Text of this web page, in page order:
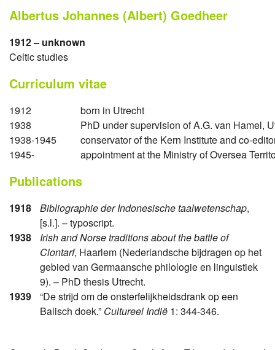
Albertus Johannes (Albert) Goedheer
1912 – unknown
Celtic studies
Curriculum vitae
1912
born in Utrecht
1938
PhD under supervision of A.G. van Hamel,
1938-1945
conservator of the Kern Institute and co-
1945-
appointment at the Ministry of Oversea
Publications
1918 Bibliographie der Indonesische taalwetenschap,
[s.l.]. – typoscript.
1938
Irish and Norse traditions about the battle of
Clontarf, Haarlem (Nederlandsche bijdragen op het
gebied van Germaansche philologie en linguistiek
9). – PhD thesis Utrecht.
1939
“De strijd om de onsterfelijkheidsdrank op een
Balisch doek.” Cultureel Indië 1: 344-346.